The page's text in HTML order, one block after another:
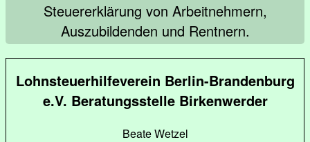
Steuererklärung von Arbeitnehmern,
Auszubildenden und Rentnern.
Lohnsteuerhilfeverein Berlin-Brandenburg
e.V. Beratungsstelle Birkenwerder
Beate Wetzel